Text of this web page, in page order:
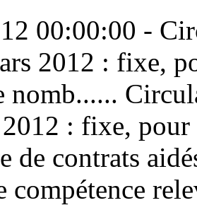
00:00:00 -
2012 : fixe,
nomb......
: fixe,
de contrats
compétence